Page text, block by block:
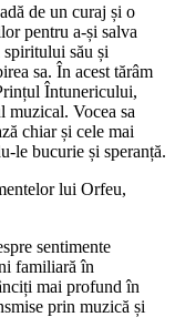
de un curaj și o
pentru a-și salva
spiritului său și
sa. În acest tărâm
Întunericului,
muzical. Vocea sa
chiar și cele mai
le bucurie și speranță.
lui Orfeu,
sentimente
familiară în
mai profund în
prin muzică și